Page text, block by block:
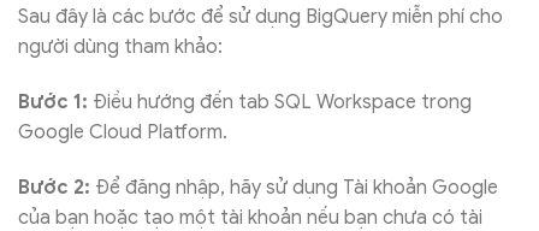
Sau đây là các bước để sử dụng BigQuery miễn phí cho
người dùng tham khảo:
Bước 1: Điều hướng đến tab SQL Workspace trong
Google Cloud Platform.
Bước 2: Để đăng nhập, hãy sử dụng Tài khoản Google
của bạn hoặc tạo một tài khoản nếu bạn chưa có tài